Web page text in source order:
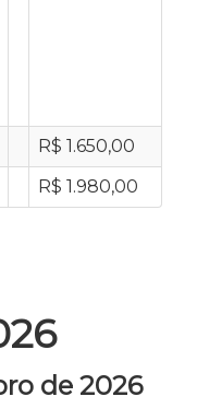
R$ 1.650,00
R$ 1.980,00
de 2026